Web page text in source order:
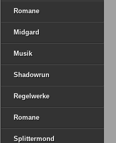
Romane
Midgard
Musik
Shadowrun
Regelwerke
Romane
Splittermond